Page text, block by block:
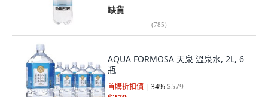
缺貨
(785)
AQUA FORMOSA 天泉 溫泉水, 2L, 6
瓶
首購折扣價 34%$579